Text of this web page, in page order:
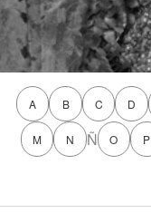
A B C D
M N Ñ O P